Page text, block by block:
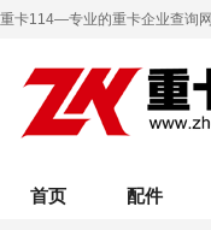
重卡114—专业的重卡企业查询
首页 配件